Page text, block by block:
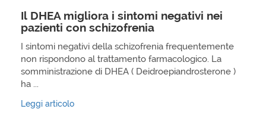
Il DHEA migliora i sintomi negativi nei
pazienti con schizofrenia
I sintomi negativi della schizofrenia frequentemente
non rispondono al trattamento farmacologico. La
somministrazione di DHEA ( Deidroepiandrosterone )
ha ...
Leggi articolo